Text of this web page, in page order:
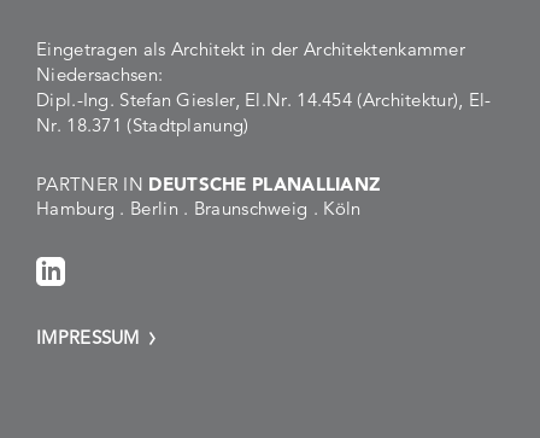
Eingetragen als Architekt in der Architektenkammer
Niedersachsen:
Dipl.-Ing. Stefan Giesler, El.Nr. 14.454 (Architektur), El-
Nr. 18.371 (Stadtplanung)
PARTNER IN DEUTSCHE PLANALLIANZ
Hamburg . Berlin . Braunschweig . Köln
IMPRESSUM